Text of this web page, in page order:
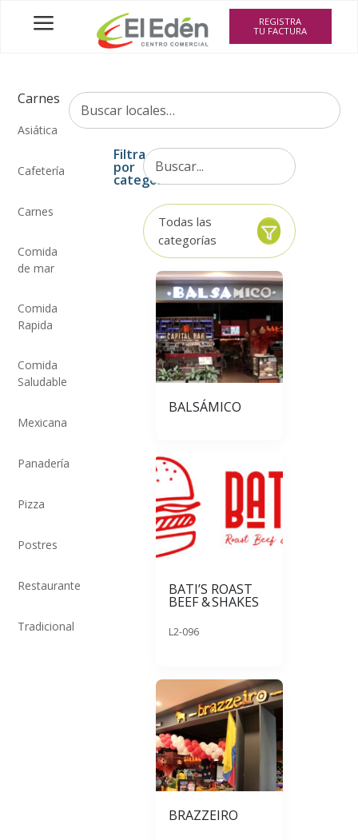
a
REGISTRA
TU FACTURA
Carnes
Asiática
Cafetería
Carnes
Comida
de mar
Comida
Rapida
Comida
Saludable
Mexicana
Panadería
Pizza
Postres
Restaurante
Tradicional
Filtra
por
categoría
Todas las
categorías
BALSÁMICO
BATI’S ROAST
BEEF & SHAKES
L2-096
BRAZZEIRO